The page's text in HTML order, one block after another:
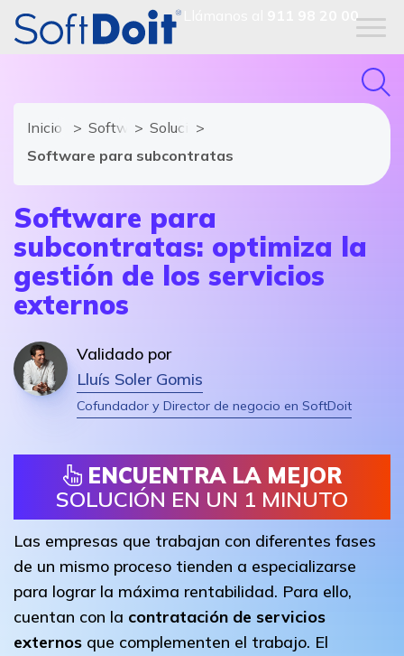
911 98 20 00
Inicio Software de Construcción
Soluciones y módulos de Software de
Software para subcontratas
Software para
subcontratas: optimiza la
gestión de los servicios
externos
Validado por
Lluís Soler Gomis
Cofundador y Director de negocio en SoftDoit
ENCUENTRA LA MEJOR
SOLUCIÓN EN UN 1 MINUTO
Las empresas que trabajan con diferentes fases
de un mismo proceso tienden a especializarse
para lograr la máxima rentabilidad. Para ello,
cuentan con la contratación de servicios
externos que complementen el trabajo. El